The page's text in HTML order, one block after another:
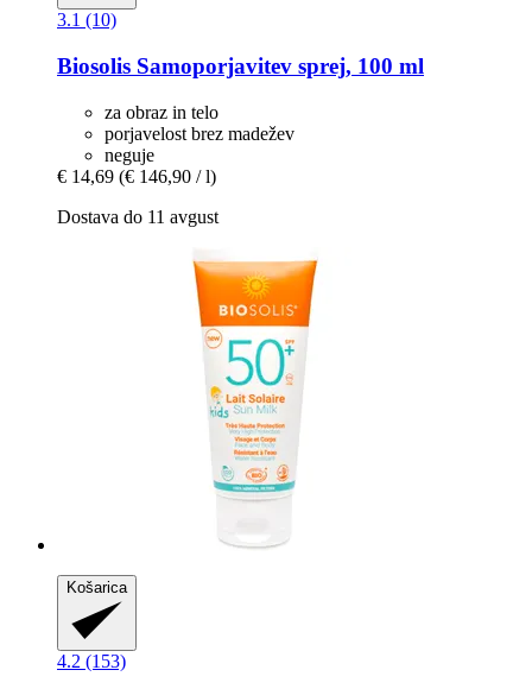
3.1 (10)
Biosolis Samoporjavitev sprej, 100 ml
za obraz in telo
porjavelost brez madežev
neguje
€ 14,69 (€ 146,90 / l)
Dostava do 11 avgust
Košarica
4.2 (153)